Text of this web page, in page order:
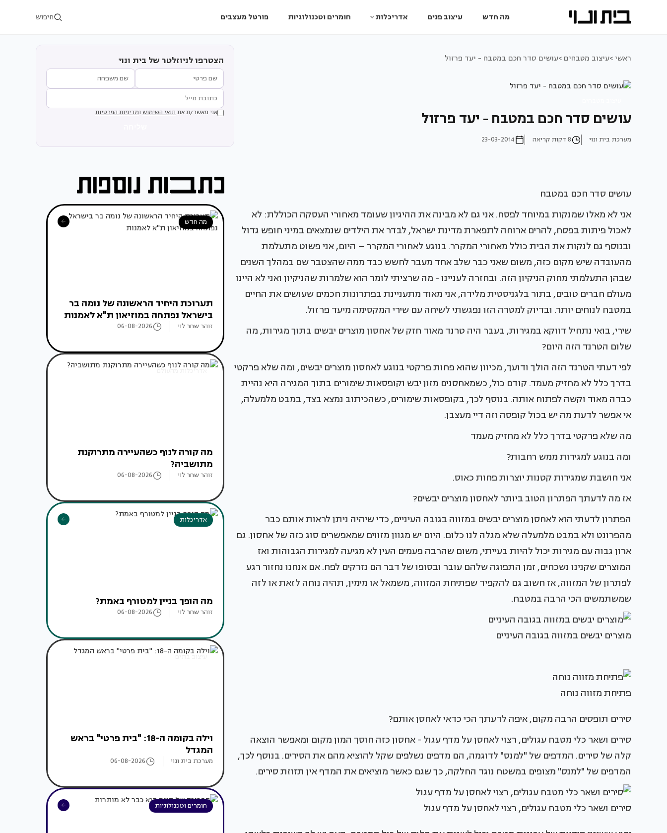
מה חדש עיצוב פנים אדריכלות חומרים וטכנולוגיות פורטל מעצבים חיפוש
ראשי >עיצוב מטבחים >עושים סדר חכם במטבח - יעד פרזול
עושים סדר חכם במטבח - יעד פרזול
מערכת בית ונוי 8 דקות קריאה 23-03-2014
עושים סדר חכם במטבח
אני לא מאלו שמנקות במיוחד לפסח. אני גם לא מבינה את ההיגיון שעומד מאחורי העסקה הכוללת: לא
לאכול פיתות בפסח, להרים ארוחה לתפארת מדינת ישראל, לבדר את הילדים שנמצאים במיני חופש גדול
ובנוסף גם לנקות את הבית כולל מאחורי המקרר. בנוגע לאחורי המקרר – היום, אני פשוט מתעלמת
מהעובדה שיש מקום כזה, משום שאני כבר שלב אחד מעבר לחשש כבד ממה שהצטבר שם במהלך השנים
שבהן התעלמתי מחוק הניקיון הזה. ובחזרה לעניינו - מה שרציתי לומר הוא שלמרות שהניקיון ואני לא היינו
מעולם חברים טובים, בתור בלגניסטית מלידה, אני מאוד מתעניינת בפתרונות חכמים שעושים את החיים
במטבח לנוחים יותר. ובדיוק למטרה הזו נפגשתי לשיחה עם שירי המקסימה מיעד פרזול.
שירי, בואי נתחיל דווקא במגירות, בעבר היה טרנד מאוד חזק של אחסון מוצרים יבשים בתוך מגירות, מה
שלום הטרנד הזה היום?
לפי דעתי הטרנד הזה הולך ודועך, מכיוון שהוא פחות פרקטי בנוגע לאחסון מוצרים יבשים, ומה שלא פרקטי
בדרך כלל לא מחזיק מעמד. קודם כול, כשמאחסנים מזון יבש וקופסאות שימורים בתוך המגירה היא נהיית
כבדה מאוד וקשה לפתוח אותה. בנוסף לכך, בקופסאות שימורים, כשהכיתוב נמצא בצד, במבט מלמעלה,
אי אפשר לדעת מה יש בכול קופסה וזה דיי מעצבן.
מה שלא פרקטי בדרך כלל לא מחזיק מעמד
ומה בנוגע למגירות ממש רחבות?
אני חושבת שמגירות קטנות יוצרות פחות כאוס.
אז מה לדעתך הפתרון הטוב ביותר לאחסון מוצרים יבשים?
הפתרון לדעתי הוא לאחסן מוצרים יבשים במזווה בגובה העיניים, כדי שיהיה ניתן לראות אותם כבר
מהפרונט ולא במבט מלמעלה שלא מגלה לנו כלום. היום יש מגוון מזווים שמאפשרים סוג כזה של אחסון. גם
ארון גבוה עם מגירות יכול להיות בעייתי, משום שהרבה פעמים העין לא מגיעה למגירות הגבוהות ואז
המוצרים שקנינו נשכחים, זמן התפוגה שלהם עובר ובסופו של דבר הם נזרקים לפח. אם אנחנו נחזור רגע
לפתרון של המזווה, אז חשוב גם להקפיד שפתיחת המזווה, משמאל או מימין, תהיה נוחה לזאת או לזה
שמשתמשים הכי הרבה במטבח.
מוצרים יבשים במזווה בגובה העיניים
פתיחת מזווה נוחה
סירים תופסים הרבה מקום, איפה לדעתך הכי כדאי לאחסן אותם?
סירים ושאר כלי מטבח עגולים, רצוי לאחסן על מדף עגול - אחסון כזה חוסך המון מקום ומאפשר הוצאה
קלה של סירים. המדפים של "למנס" לדוגמה, הם מדפים נשלפים שקל להוציא מהם את הסירים. בנוסף לכך,
המדפים של "למנס" מצופים במשטח נוגד החלקה, כך שגם כאשר מוציאים את המדף אין תזוזת סירים.
סירים ושאר כלי מטבח עגולים, רצוי לאחסן על מדף עגול
הצטרפו לניוזלטר של בית ונוי
אני מאשר/ת את תנאי השימוש ומדיניות הפרטיות
מה חדש
תערוכת היחיד הראשונה של נומה בר
בישראל נפתחה במוזיאון ת"א לאמנות
זוהר שחר לוי 06-08-2026
אדריכלות מהעולם
מה קורה לנוף כשהעיירה מתרוקנת
מתושביה?
זוהר שחר לוי 06-08-2026
אדריכלות
מה הופך בניין למטורף באמת?
זוהר שחר לוי 06-08-2026
עיצוב בתים
וילה בקומה ה-18: "בית פרטי" בראש
המגדל
מערכת בית ונוי 06-08-2026
חומרים וטכנולוגיות